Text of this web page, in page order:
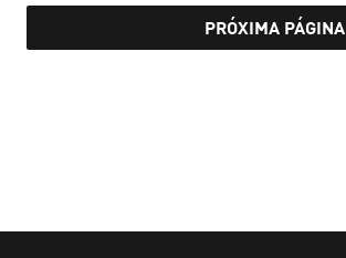
PRÓXIMA PÁGINA